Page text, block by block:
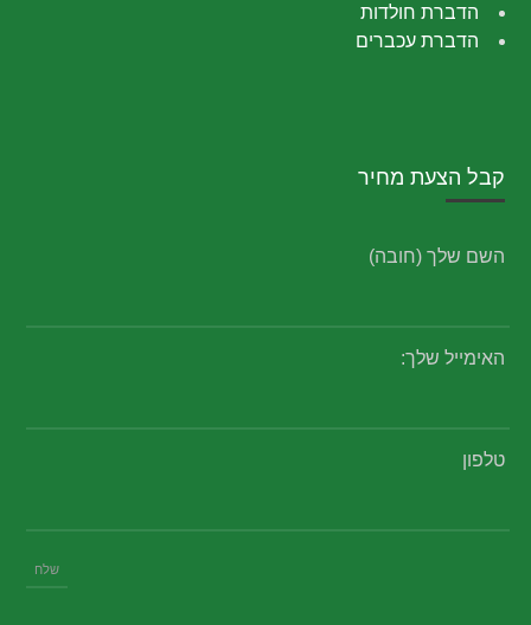
הדברת חולדות
הדברת עכברים
קבל הצעת מחיר
השם שלך (חובה)
האימייל שלך:
טלפון